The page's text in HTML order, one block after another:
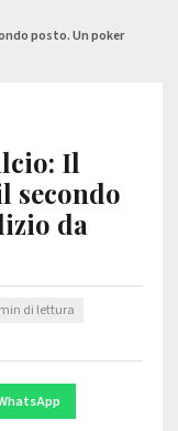
posto. Un poker
Il
secondo
da
di lettura